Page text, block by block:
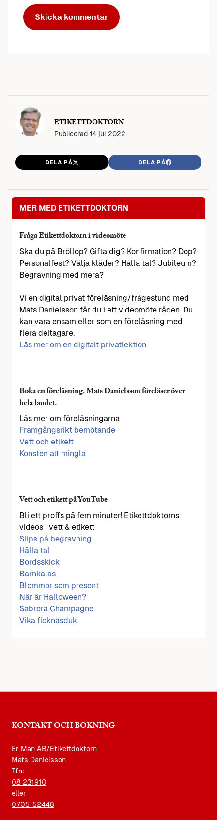
ETIKETTDOKTORN
Publicerad 14 jul 2022
DELA PÅ DELA PÅ
MER MED ETIKETTDOKTORN
Fråga Etikettdoktorn i videomöte
Ska du på Bröllop? Gifta dig? Konfirmation? Dop?
Personalfest? Välja kläder? Hålla tal? Jubileum?
Begravning med mera?
Vi en digital privat föreläsning/frågestund med
Mats Danielsson får du i ett videomöte råden. Du
kan vara ensam eller som en föreläsning med
flera deltagare.
Läs mer om en digitalt privatlektion
Boka en föreläsning. Mats Danielsson föreläser över
hela landet.
Läs mer om föreläsningarna
Framgångsrikt bemötande
Vett och etikett
Konsten att mingla
Vett och etikett på YouTube
Bli ett proffs på fem minuter! Etikettdoktorns
videos i vett & etikett
Slips på begravning
Hålla tal
Bordsskick
Barnkalas
Blommor som present
När är Halloween?
Sabrera Champagne
Vika ficknäsduk
KONTAKT OCH BOKNING
Er Man AB/Etikettdoktorn
Mats Danielsson
Tfn:
08 231910
eller
0705152448